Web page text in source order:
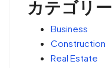
カテゴリー
Business
Construction
Real Estate